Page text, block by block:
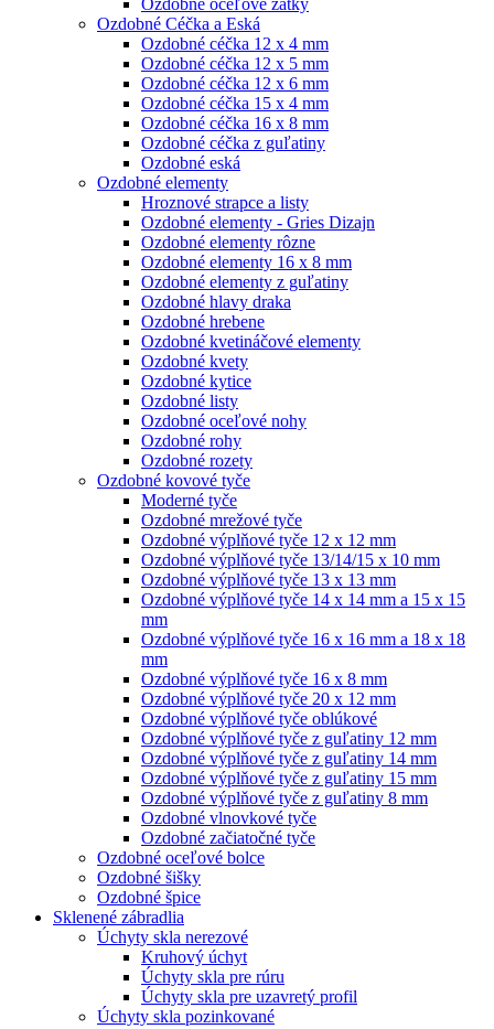
Ozdobné Céčka a Eská
Ozdobné céčka 12 x 4 mm
Ozdobné céčka 12 x 5 mm
Ozdobné céčka 12 x 6 mm
Ozdobné céčka 15 x 4 mm
Ozdobné céčka 16 x 8 mm
Ozdobné céčka z guľatiny
Ozdobné eská
Ozdobné elementy
Hroznové strapce a listy
Ozdobné elementy - Gries Dizajn
Ozdobné elementy rôzne
Ozdobné elementy 16 x 8 mm
Ozdobné elementy z guľatiny
Ozdobné hlavy draka
Ozdobné hrebene
Ozdobné kvetináčové elementy
Ozdobné kvety
Ozdobné kytice
Ozdobné listy
Ozdobné oceľové nohy
Ozdobné rohy
Ozdobné rozety
Ozdobné kovové tyče
Moderné tyče
Ozdobné mrežové tyče
Ozdobné výplňové tyče 12 x 12 mm
Ozdobné výplňové tyče 13/14/15 x 10 mm
Ozdobné výplňové tyče 13 x 13 mm
Ozdobné výplňové tyče 14 x 14 mm a 15 x 15
mm
Ozdobné výplňové tyče 16 x 16 mm a 18 x 18
mm
Ozdobné výplňové tyče 16 x 8 mm
Ozdobné výplňové tyče 20 x 12 mm
Ozdobné výplňové tyče oblúkové
Ozdobné výplňové tyče z guľatiny 12 mm
Ozdobné výplňové tyče z guľatiny 14 mm
Ozdobné výplňové tyče z guľatiny 15 mm
Ozdobné výplňové tyče z guľatiny 8 mm
Ozdobné vlnovkové tyče
Ozdobné začiatočné tyče
Ozdobné oceľové bolce
Ozdobné šišky
Ozdobné špice
Sklenené zábradlia
Úchyty skla nerezové
Kruhový úchyt
Úchyty skla pre rúru
Úchyty skla pre uzavretý profil
Úchyty skla pozinkované